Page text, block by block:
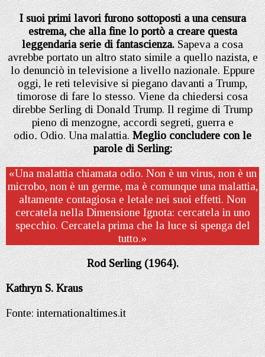
I suoi primi lavori furono sottoposti a una censura
estrema, che alla fine lo portò a creare questa
leggendaria serie di fantascienza.Sapeva a cosa
avrebbe portato un altro stato simile a quello nazista, e
lo denunciò in televisione a livello nazionale. Eppure
oggi, le reti televisive si piegano davanti a Trump,
timorose di fare lo stesso. Viene da chiedersi cosa
direbbe Serling di Donald Trump. Il regime di Trump
pieno di menzogne, accordi segreti, guerra e
odio.Odio. Una malattia.Meglio concludere con le
parole di Serling:
«Una malattia chiamata odio. Non è un virus, non è un
microbo, non è un germe, ma è comunque una malattia,
altamente contagiosa e letale nei suoi effetti. Non
cercatela nella Dimensione Ignota: cercatela in uno
specchio. Cercatela prima che la luce si spenga del
tutto.»
Rod Serling (1964).
Kathryn S. Kraus
Fonte: internationaltimes.it